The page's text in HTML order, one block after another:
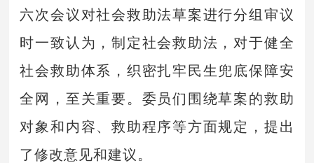
六次会议对社会救助法草案进行分组审议
时一致认为，制定社会救助法，对于健全
社会救助体系，织密扎牢民生兜底保障安
全网，至关重要。委员们围绕草案的救助
对象和内容、救助程序等方面规定，提出
了修改意见和建议。